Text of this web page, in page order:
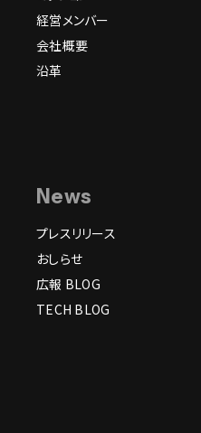
経営メンバー
会社概要
沿革
News
プレスリリース
おしらせ
広報 BLOG
TECH BLOG